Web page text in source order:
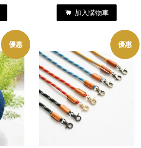
加入購物車
優惠 優惠